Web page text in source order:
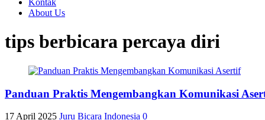
Kontak
About Us
tips berbicara percaya diri
Panduan Praktis Mengembangkan Komunikasi
17 April 2025 Juru Bicara Indonesia 0